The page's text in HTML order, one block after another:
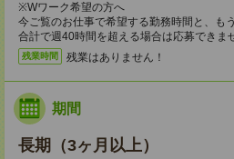
※Wワーク希望の方へ
今ご覧のお仕事で希望する勤務時間と、も
合計で週40時間を超える場合は応募できま
残業時間 残業はありません！
期間
長期（3ヶ月以上）